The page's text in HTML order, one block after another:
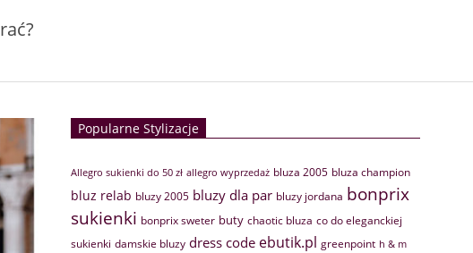
Popularne Stylizacje
Allegro sukienki do 50 zł allegro wyprzedaż bluza 2005 bluza champion
bluz relab bluzy 2005 bluzy dla par bluzy jordana bonprix
sukienki bonprix sweter buty chaotic bluza co do eleganckiej
sukienki damskie bluzy dress code ebutik.pl greenpoint h & m